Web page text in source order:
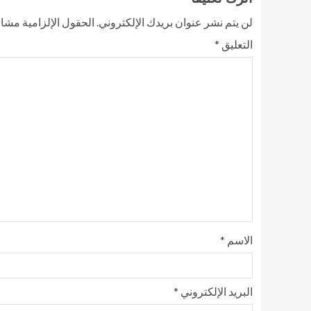
لن يتم نشر عنوان بريدك الإلكتروني. الحقول الإلزامية مشار
التعليق *
الاسم *
البريد الإلكتروني *